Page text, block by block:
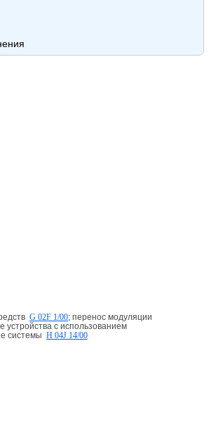
G 02F 1/00; перенос модуляции
с использованием
системы H 04J 14/00